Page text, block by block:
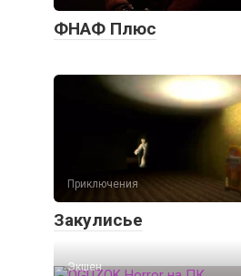
ФНАФ Плюс
Приключения
Закулисье
Экшен